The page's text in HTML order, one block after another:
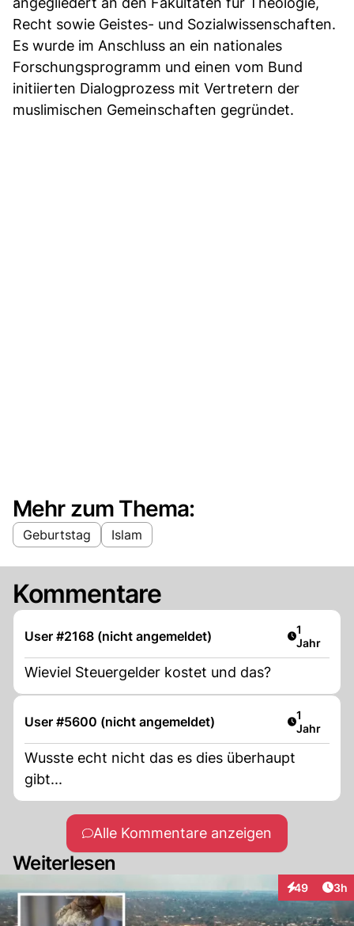
Recht sowie Geistes- und Sozialwissenschaften.
Es wurde im Anschluss an ein nationales
Forschungsprogramm und einen vom Bund
initiierten Dialogprozess mit Vertretern der
muslimischen Gemeinschaften gegründet.
Mehr zum Thema:
Geburtstag Islam
Kommentare
User #2168 (nicht angemeldet) Artikel
1
Jahr
Wieviel Steuergelder kostet und das?
User #5600 (nicht angemeldet) Artikel
1
Jahr
Wusste echt nicht das es dies überhaupt
gibt...
Alle Kommentare anzeigen
Weiterlesen
49
Interaktionen
3h